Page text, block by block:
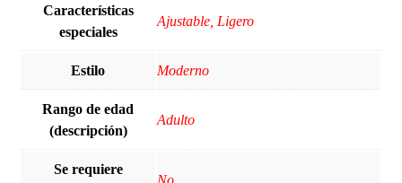
Características
especiales
‎Ajustable, Ligero
Estilo Moderno
Rango de edad
(descripción)
Adulto
Se requiere